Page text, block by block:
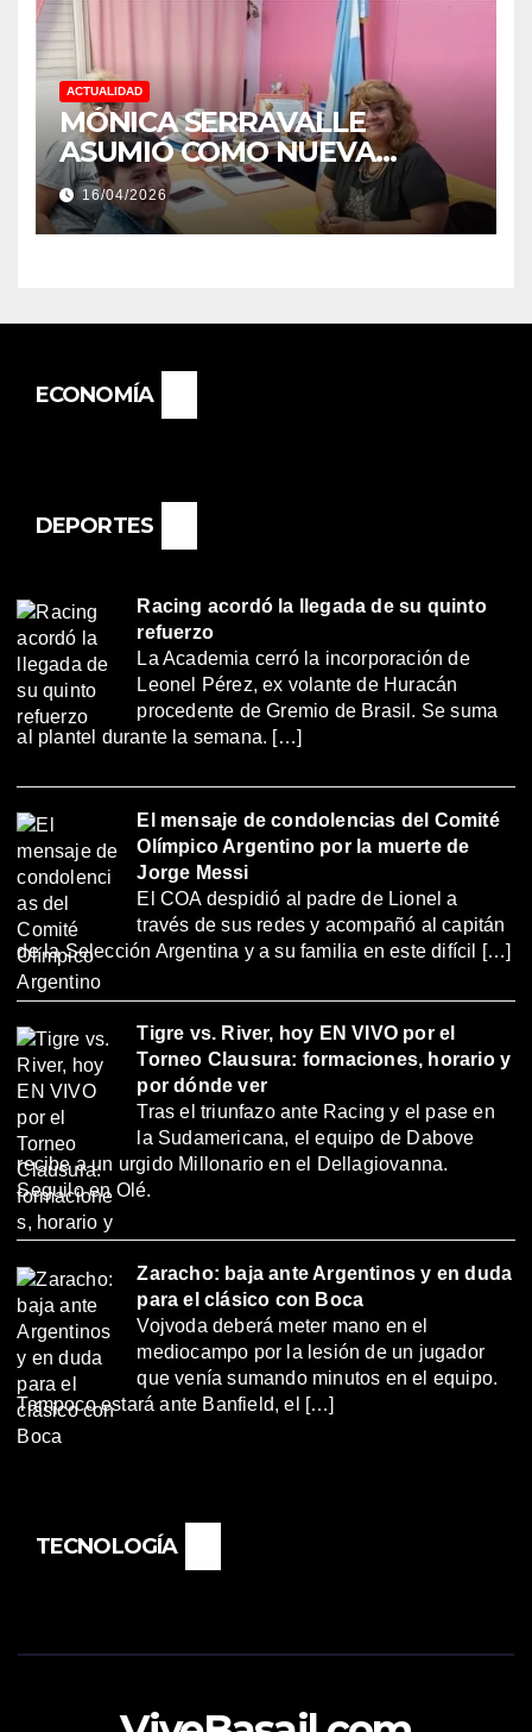
ACTUALIDAD
MÓNICA SERRAVALLE
ASUMIÓ COMO NUEVA
DIRECTORA DEL E.E.S. N° 82
«RENÉ FAVALORO» DE
BASAIL.
16/04/2026
ECONOMÍA
DEPORTES
Racing acordó la llegada de su quinto
refuerzo
La Academia cerró la incorporación de
Leonel Pérez, ex volante de Huracán
procedente de Gremio de Brasil. Se suma
al plantel durante la semana. […]
El mensaje de condolencias del Comité
Olímpico Argentino por la muerte de
Jorge Messi
El COA despidió al padre de Lionel a
través de sus redes y acompañó al capitán
de la Selección Argentina y a su familia en este difícil […]
Tigre vs. River, hoy EN VIVO por el
Torneo Clausura: formaciones, horario y
por dónde ver
Tras el triunfazo ante Racing y el pase en
la Sudamericana, el equipo de Dabove
recibe a un urgido Millonario en el Dellagiovanna.
Seguilo en Olé.
Zaracho: baja ante Argentinos y en duda
para el clásico con Boca
Vojvoda deberá meter mano en el
mediocampo por la lesión de un jugador
que venía sumando minutos en el equipo.
Tampoco estará ante Banfield, el […]
TECNOLOGÍA